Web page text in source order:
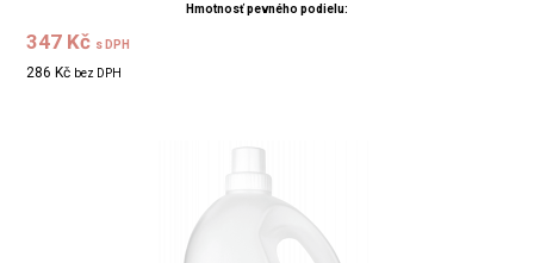
Hmotnosť pevného podielu:
347 Kč s DPH
286 Kč bez DPH